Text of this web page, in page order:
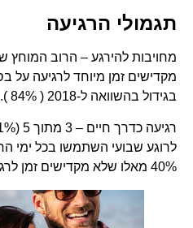
תגמולי הרגיעה
מקדישים זמן מיוחד לרגיעה על
בגידול בהשוואה ל-2018 ( 84% ).
לרוגע שבועי השתמשו בכל ימי
40% מאלו שלא מקדישים זמן לרגיעה.